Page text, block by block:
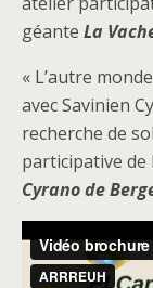
géante La
« L’autre
avec Savinien
recherche de
participative
Cyrano de